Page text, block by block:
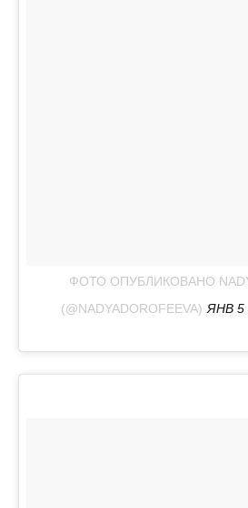
ФОТО ОПУБЛИКОВАНО
(@NADYADOROFEEVA) ЯНВ 5